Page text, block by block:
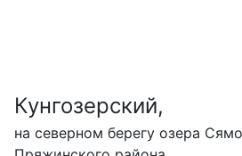
Кунгозерский,
на северном берегу озера